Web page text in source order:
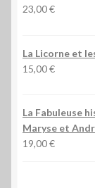
23,00€
La Licorne et
15,00€
La Fabuleuse
Maryse et
19,00€